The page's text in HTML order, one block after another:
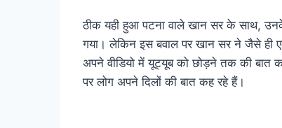
ठीक यही हुआ पटना वाले खान सर के साथ,
गया। लेकिन इस बवाल पर खान सर ने जैसे ही
अपने वीडियो में यूट्यूब को छोड़ने तक की
पर लोग अपने दिलों की बात कह रहे हैं।